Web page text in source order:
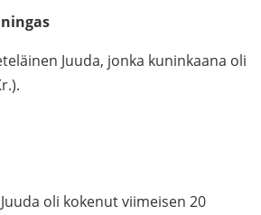
Juuda, jonka kuninkaana oli
oli kokenut viimeisen 20